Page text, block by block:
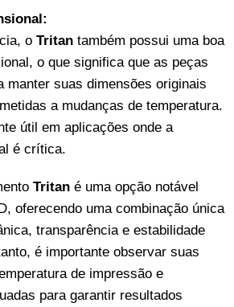
o Tritan também possui uma boa
o que significa que as peças
manter suas dimensões originais
a mudanças de temperatura.
útil em aplicações onde a
é crítica.
Tritan é uma opção notável
oferecendo uma combinação única
transparência e estabilidade
é importante observar suas
de impressão e
para garantir resultados